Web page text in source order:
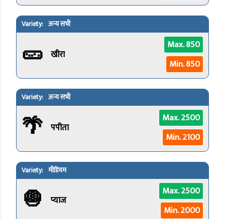
अन्य सभी
🥒 खीरा
Max. 850
Min. 850
अन्य सभी
🌴 पपीता
Max. 2500
Min. 2100
मीडियम
🧅 प्याज
Max. 2500
Min. 2000